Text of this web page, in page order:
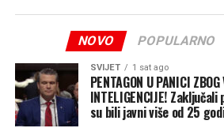
NOVO POPULARNO
SVIJET 1 sat ago
PENTAGON U PANICI ZBOG
INTELIGENCIJE!
su bili javni više od 25